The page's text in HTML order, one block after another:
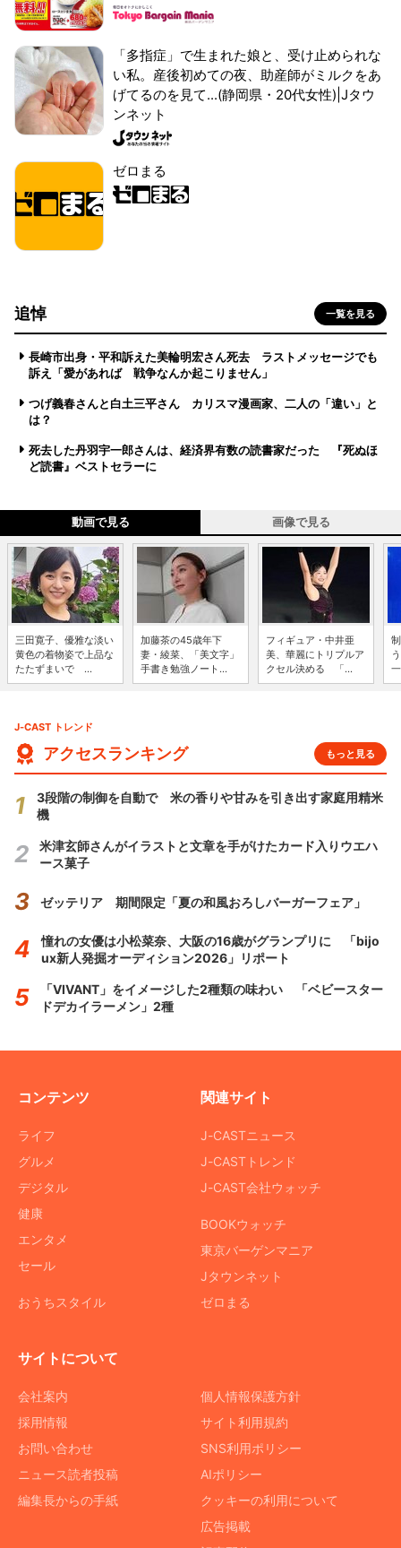
「多指症」で生まれた娘と、受け止められな
い私。産後初めての夜、助産師がミルクをあ
げてるのを見て...(静岡県・20代女性)|Jタウ
ンネット
ゼロまる
追悼 一覧を見る
長崎市出身・平和訴えた美輪明宏さん死去 ラストメッセージでも
訴え「愛があれば 戦争なんか起こりません」
つげ義春さんと白土三平さん カリスマ漫画家、二人の「違い」と
は？
死去した丹羽宇一郎さんは、経済界有数の読書家だった 『死ぬほ
ど読書』ベストセラーに
動画で見る 画像で見る
三田寛子、優雅な淡い
黄色の着物姿で上品な
たたずまいで ...
加藤茶の45歳年下
妻・綾菜、「美文字」
手書き勉強ノート...
フィギュア・中井亜
美、華麗にトリプルア
クセル決める 「...
J-CAST トレンド
アクセスランキング もっと見る
3段階の制御を自動で 米の香りや甘みを引き出す家庭用精米
機
米津玄師さんがイラストと文章を手がけたカード入りウエハ
ース菓子
ゼッテリア 期間限定「夏の和風おろしバーガーフェア」
憧れの女優は小松菜奈、大阪の16歳がグランプリに 「bijo
ux新人発掘オーディション2026」リポート
「VIVANT」をイメージした2種類の味わい 「ベビースター
ドデカイラーメン」2種
コンテンツ
ライフ
グルメ
デジタル
健康
エンタメ
セール
おうちスタイル
関連サイト
J-CASTニュース
J-CASTトレンド
J-CAST会社ウォッチ
BOOKウォッチ
東京バーゲンマニア
Jタウンネット
ゼロまる
サイトについて
会社案内
採用情報
お問い合わせ
ニュース読者投稿
編集長からの手紙
個人情報保護方針
サイト利用規約
SNS利用ポリシー
AIポリシー
クッキーの利用について
広告掲載